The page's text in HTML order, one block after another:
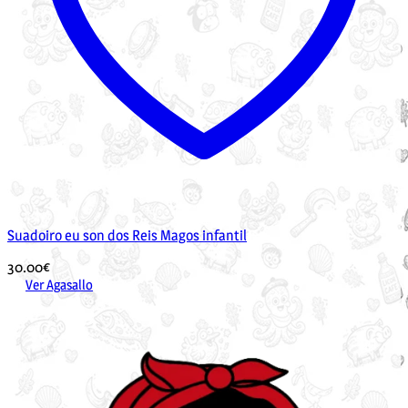
Suadoiro eu son dos Reis Magos infantil
30.00€
Ver Agasallo
produto
múltiples